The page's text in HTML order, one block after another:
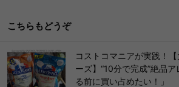
こちらもどうぞ
コストコマニアが実践！
ーズ】“10分で完成”絶品
る前に買い占めたい！」